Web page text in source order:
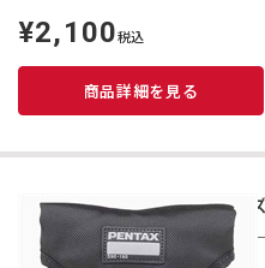
定
価
¥2,100税込
商品詳細を見る
レン
商品コ